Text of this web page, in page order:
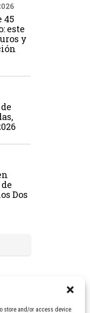
store and/or access device
45
este
y
Dos